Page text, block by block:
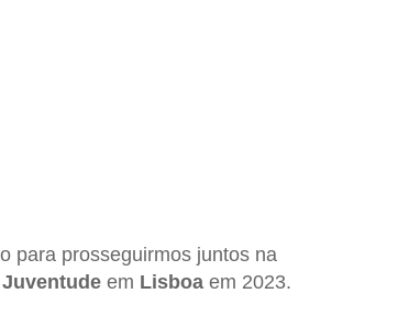
para prosseguirmos juntos na
em Lisboaem 2023.